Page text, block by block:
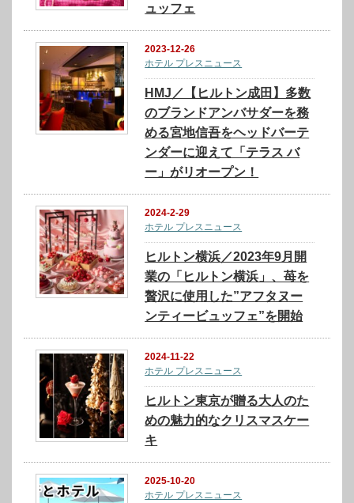
ュッフェ
2023-12-26
ホテル プレスニュース
HMJ／【ヒルトン成田】多数
のブランドアンバサダーを務
める宮地信吾をヘッドバーテ
ンダーに迎えて「テラス バ
ー」がリオープン！
2024-2-29
ホテル プレスニュース
ヒルトン横浜／2023年9月開
業の「ヒルトン横浜」、苺を
贅沢に使用した”アフタヌー
ンティービュッフェ”を開始
2024-11-22
ホテル プレスニュース
ヒルトン東京が贈る大人のた
めの魅力的なクリスマスケー
キ
2025-10-20
ホテル プレスニュース